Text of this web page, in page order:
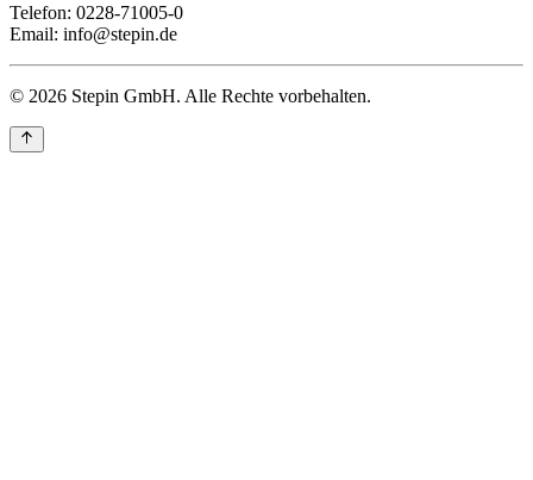
Telefon: 0228-71005-0
Email: info@stepin.de
© 2026 Stepin GmbH. Alle Rechte vorbehalten.